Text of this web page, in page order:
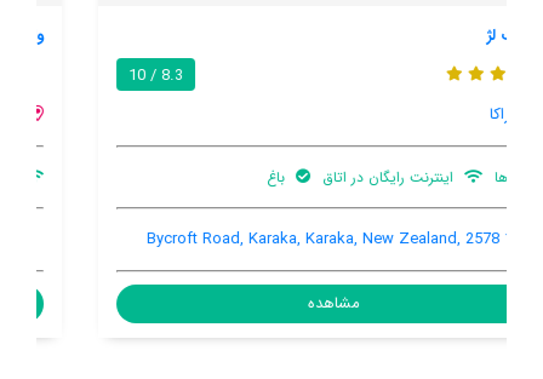
اینترنت رایگان در اتاق پارکینگ ماشین
16 Cox Road, Wellsford, Wellsford, New Zealand, 0972